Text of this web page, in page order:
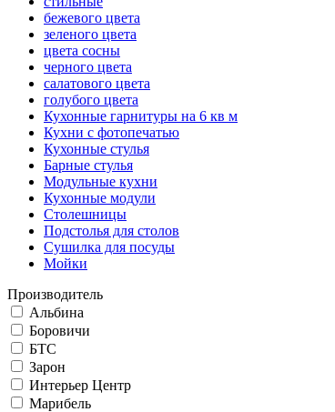
бежевого цвета
зеленого цвета
цвета сосны
черного цвета
салатового цвета
голубого цвета
Кухонные гарнитуры на 6 кв м
Кухни с фотопечатью
Кухонные стулья
Барные стулья
Модульные кухни
Кухонные модули
Столешницы
Подстолья для столов
Сушилка для посуды
Мойки
Производитель
Альбина
Боровичи
БТС
Зарон
Интерьер Центр
Марибель